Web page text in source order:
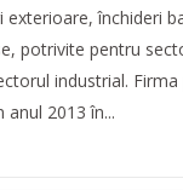
închideri
potrivite pentru
industrial.
anul 2013 în...